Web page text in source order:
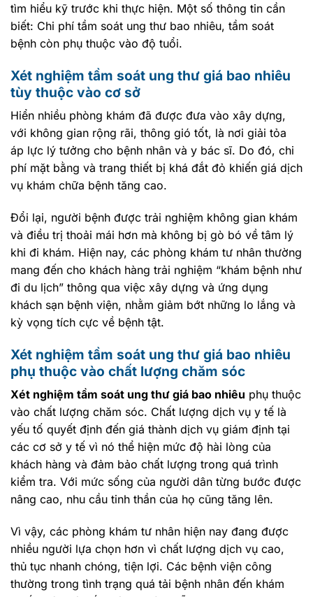
tìm hiểu kỹ trước khi thực hiện. Một số thông tin cần
biết: Chi phí tầm soát ung thư bao nhiêu, tầm soát
bệnh còn phụ thuộc vào độ tuổi.
Xét nghiệm tầm soát ung thư giá bao nhiêu
tùy thuộc vào cơ sở
Hiển nhiều phòng khám đã được đưa vào xây dựng,
với không gian rộng rãi, thông gió tốt, là nơi giải tỏa
áp lực lý tưởng cho bệnh nhân và y bác sĩ. Do đó, chi
phí mặt bằng và trang thiết bị khá đắt đỏ khiến giá dịch
vụ khám chữa bệnh tăng cao.
Đổi lại, người bệnh được trải nghiệm không gian khám
và điều trị thoải mái hơn mà không bị gò bó về tâm lý
khi đi khám. Hiện nay, các phòng khám tư nhân thường
mang đến cho khách hàng trải nghiệm “khám bệnh như
đi du lịch” thông qua việc xây dựng và ứng dụng
khách sạn bệnh viện, nhằm giảm bớt những lo lắng và
kỳ vọng tích cực về bệnh tật.
Xét nghiệm tầm soát ung thư giá bao nhiêu
phụ thuộc vào chất lượng chăm sóc
Xét nghiệm tầm soát ung thư giá bao nhiêu phụ thuộc
vào chất lượng chăm sóc. Chất lượng dịch vụ y tế là
yếu tố quyết định đến giá thành dịch vụ giám định tại
các cơ sở y tế vì nó thể hiện mức độ hài lòng của
khách hàng và đảm bảo chất lượng trong quá trình
kiểm tra. Với mức sống của người dân từng bước được
nâng cao, nhu cầu tinh thần của họ cũng tăng lên.
Vì vậy, các phòng khám tư nhân hiện nay đang được
nhiều người lựa chọn hơn vì chất lượng dịch vụ cao,
thủ tục nhanh chóng, tiện lợi. Các bệnh viện công
thường trong tình trạng quá tải bệnh nhân đến khám